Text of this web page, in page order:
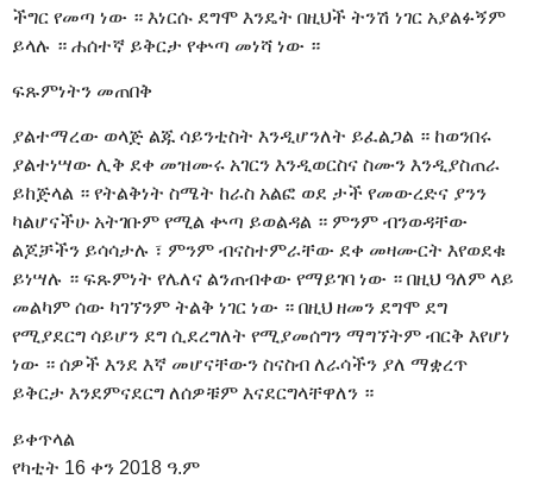
ችግር የመጣ ነው ። እነርሱ ደግሞ እንዴት በዚህች ትንሽ ነገር አያልፉኝም
ይላሉ ። ሐሰተኛ ይቅርታ የቍጣ መነሻ ነው ።
ፍጹምነትን መጠበቅ
ያልተማረው ወላጅ ልጁ ሳይንቲስት እንዲሆንለት ይፈልጋል ። ከወንበሩ
ያልተነሣው ሊቅ ደቀ መዝሙሩ አገርን እንዲወርስና ስሙን እንዲያስጠራ
ይከጅላል ። የትልቅነት ስሜት ከራስ አልፎ ወደ ታች የመውረድና ያንን
ካልሆናችሁ አትገቡም የሚል ቍጣ ይወልዳል ። ምንም ብንወዳቸው
ልጆቻችን ይሳሳታሉ ፣ ምንም ብናስተምራቸው ደቀ መዛሙርት እየወደቁ
ይነሣሉ ። ፍጹምነት የሌለና ልንጠብቀው የማይገባ ነው ። በዚህ ዓለም ላይ
መልካም ሰው ካገኘንም ትልቅ ነገር ነው ። በዚህ ዘመን ደግሞ ደግ
የሚያደርግ ሳይሆን ደግ ሲደረግለት የሚያመሰግን ማግኘትም ብርቅ እየሆነ
ነው ። ሰዎች እንደ እኛ መሆናቸውን ስናስብ ለራሳችን ያለ ማቋረጥ
ይቅርታ እንደምናደርግ ለሰዎቹም እናደርግላቸዋለን ።
ይቀጥላል
የካቲት 16 ቀን 2018 ዓ.ም